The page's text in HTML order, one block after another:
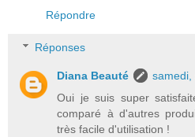
Répondre
Réponses
Diana Beauté
samedi,
Oui je suis super
comparé à d'autres
très facile d'utilisation !